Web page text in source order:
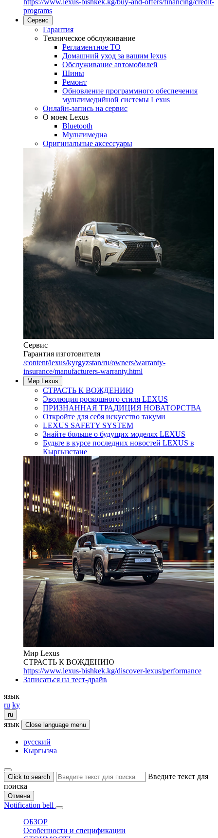
programs
Сервис
Гарантия
Tехническое обслуживание
Регламентное ТО
Домашний уход за вашим lexus
Oбслуживание автомобилей
Шины
Ремонт
Обновление программного обеспечения
мультимедийной системы Lexus
Онлайн-запись на сервис
O моем Lexus
Bluetooth
Mультимедиа
Оригинальные аксессуары
Сервис
Гарантия изготовителя
/content/lexus/kyrgyzstan/ru/owners/warranty-
insurance/manufacturers-warranty.html
Мир Lexus
СТРАСТЬ К ВОЖДЕНИЮ
Эволюция роскошного стиля LEXUS
ПРИЗНАННАЯ ТРАДИЦИЯ НОВАТОРСТВА
Откройте для себя искусство такуми
LEXUS SAFETY SYSTEM
Знайте больше о будущих моделях LEXUS
Будьте в курсе последних новостей LEXUS в
Кыргызстане
Мир Lexus
СТРАСТЬ К ВОЖДЕНИЮ
https://www.lexus-bishkek.kg/discover-lexus/performance
Записаться на тест-драйв
язык
ru ky
ru
язык Close language menu
русский
Кыргызча
Click to search
Введите текст для
поиска
Отмена
Notification bell
ОБЗОР
Особенности и спецификации